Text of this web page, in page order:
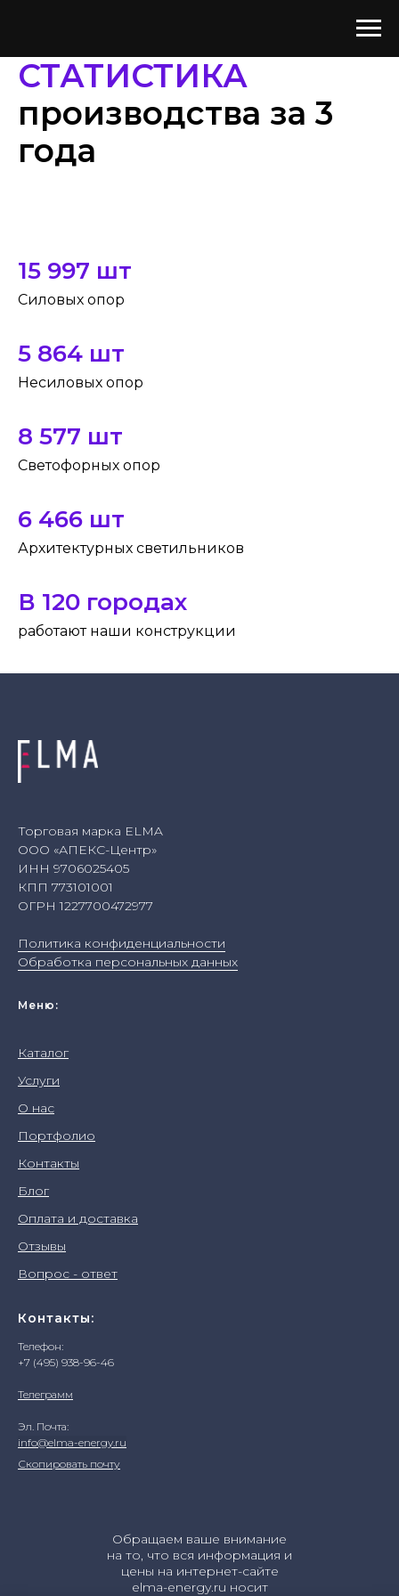
СТАТИСТИКА
производства за 3
года
15 997 шт
Силовых опор
5 864 шт
Несиловых опор
8 577 шт
Светофорных опор
6 466 шт
Архитектурных светильников
В 120 городах
работают наши конструкции
Торговая марка ELMA
ООО «АПЕКС-Центр»
ИНН 9706025405
КПП 773101001
ОГРН 1227700472977
Политика конфиденциальности
Обработка персональных данных
Меню:
Каталог
Услуги
О нас
Портфолио
Контакты
Блог
Оплата и доставка
Отзывы
Вопрос - ответ
Контакты:
Телефон:
+7 (495) 938-96-46
Телеграмм
Эл. Почта:
info@elma-energy.ru
Скопировать почту
Обращаем ваше внимание
на то, что вся информация и
цены на интернет-сайте
elma-energy.ru носит